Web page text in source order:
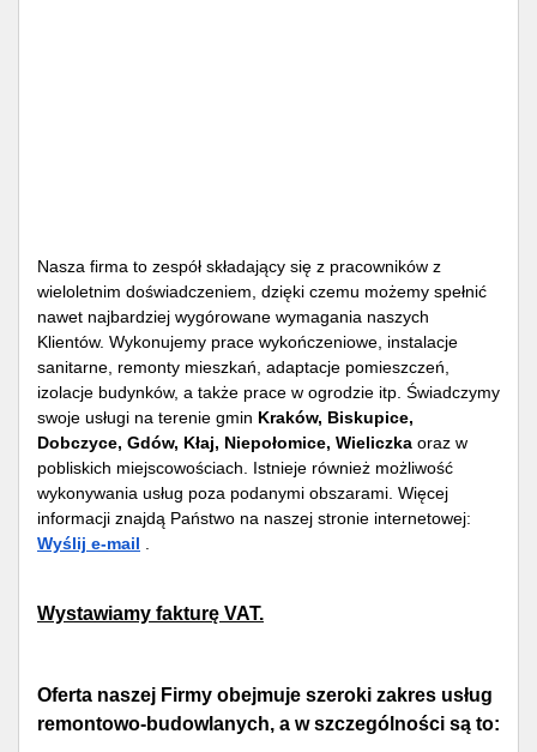
Nasza firma to zespół składający się z pracowników z
wieloletnim doświadczeniem, dzięki czemu możemy spełnić
nawet najbardziej wygórowane wymagania naszych
Klientów. Wykonujemy prace wykończeniowe, instalacje
sanitarne, remonty mieszkań, adaptacje pomieszczeń,
izolacje budynków, a także prace w ogrodzie itp. Świadczymy
swoje usługi na terenie gmin Kraków, Biskupice,
Dobczyce, Gdów, Kłaj, Niepołomice, Wieliczka oraz w
pobliskich miejscowościach. Istnieje również możliwość
wykonywania usług poza podanymi obszarami. Więcej
informacji znajdą Państwo na naszej stronie internetowej:
Wyślij e-mail
Wystawiamy fakturę VAT.
Oferta naszej Firmy obejmuje szeroki zakres usług
remontowo-budowlanych, a w szczególności są to: